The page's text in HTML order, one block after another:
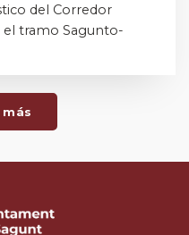
del Corredor
tramo Sagunto-